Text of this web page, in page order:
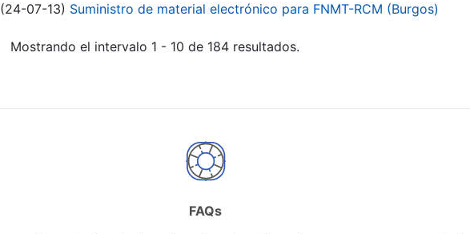
(24-07-13) Suministro de material electrónico para FNMT-RCM (Burgos)
Mostrando el intervalo 1 - 10 de 184 resultados.
FAQs